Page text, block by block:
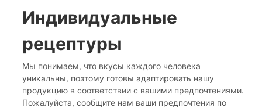
Индивидуальные
рецептуры
Мы понимаем, что вкусы каждого человека
уникальны, поэтому готовы адаптировать нашу
продукцию в соответствии с вашими предпочтениями.
Пожалуйста, сообщите нам ваши предпочтения по